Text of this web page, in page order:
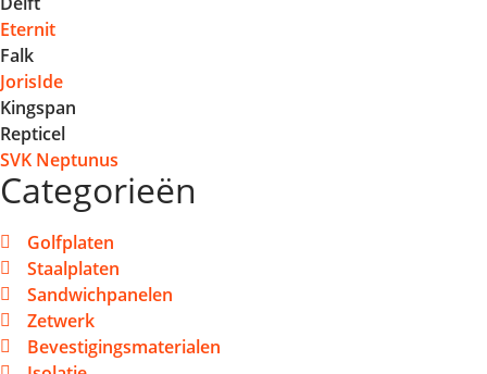
Eternit
Falk
JorisIde
Kingspan
Repticel
SVK Neptunus
Categorieën
Golfplaten
Staalplaten
Sandwichpanelen
Zetwerk
Bevestigingsmaterialen